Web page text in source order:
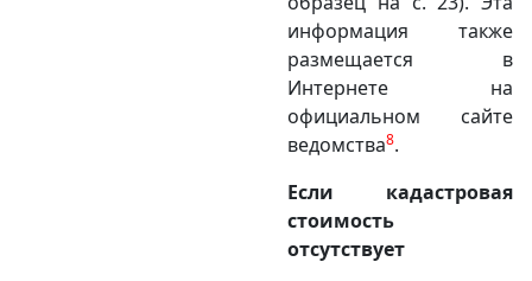
информация также
размещается в
Интернете на
официальном сайте
ведомства8.
Если кадастровая
стоимость
отсутствует